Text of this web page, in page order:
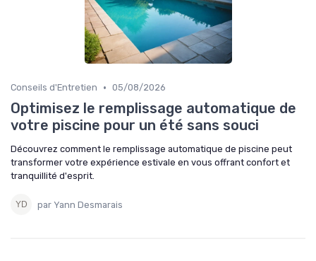
Conseils d'Entretien • 05/08/2026
Optimisez le remplissage automatique de
votre piscine pour un été sans souci
Découvrez comment le remplissage automatique de piscine peut
transformer votre expérience estivale en vous offrant confort et
tranquillité d'esprit.
par Yann Desmarais